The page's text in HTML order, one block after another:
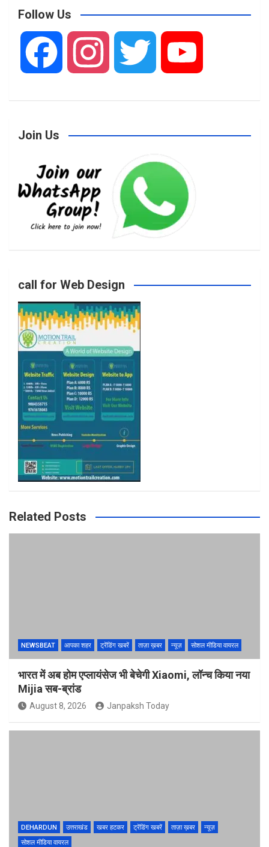
Follow Us
e
b
o
k
s
r
a
m
i u
Join Us
call for Web Design
Related Posts
NEWSBEAT आपका शहर ट्रेंडिंग खबरें ताज़ा ख़बर न्यूज़ सोशल मीडिया वायरल
भारत में अब होम एप्लायंसेज भी बेचेगी Xiaomi, लॉन्च किया नया
Mijia सब-ब्रांड
August 8, 2026 Janpaksh Today
DEHARDUN उत्तराखंड खबर हटकर ट्रेंडिंग खबरें ताज़ा ख़बर
न्यूज़
सोशल मीडिया वायरल